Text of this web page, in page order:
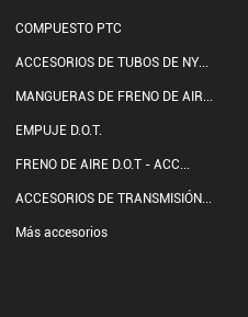
COMPUESTO PTC
ACCESORIOS DE TUBOS DE NY...
MANGUERAS DE FRENO DE AIR...
EMPUJE D.O.T.
FRENO DE AIRE D.O.T - ACC...
ACCESORIOS DE TRANSMISIÓN...
Más accesorios